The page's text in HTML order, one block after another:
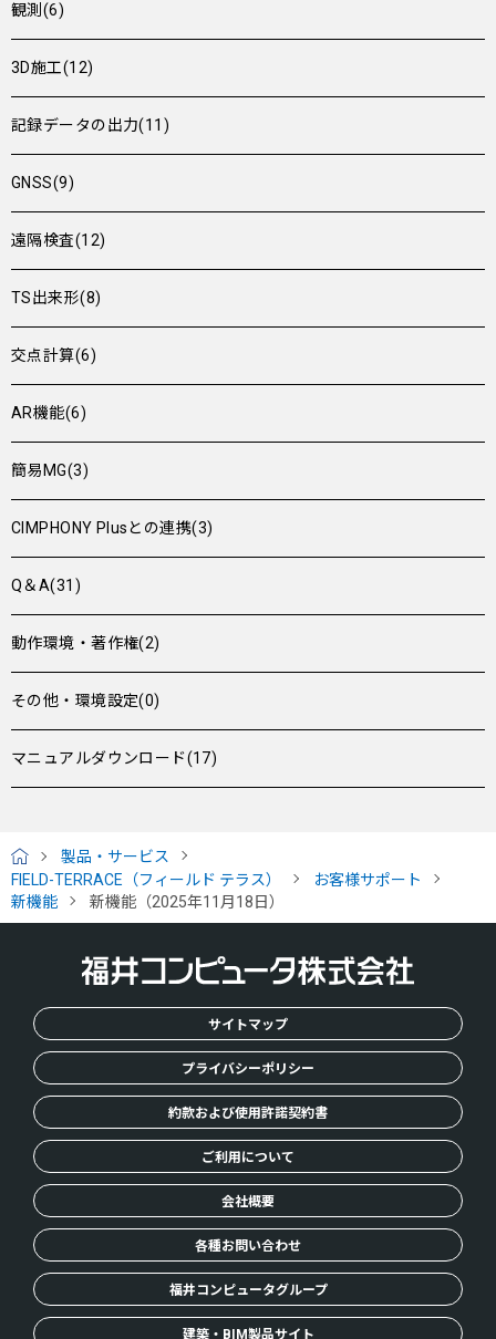
観測(6)
3D施工(12)
記録データの出力(11)
GNSS(9)
遠隔検査(12)
TS出来形(8)
交点計算(6)
AR機能(6)
簡易MG(3)
CIMPHONY Plusとの連携(3)
Q＆A(31)
動作環境・著作権(2)
その他・環境設定(0)
マニュアルダウンロード(17)
H
O
M
製品・サービス
FIELD-TERRACE（フィールド テラス）
お客様サポート
新機能
新機能（2025年11月18日）
サイトマップ
プライバシーポリシー
約款および使用許諾契約書
ご利用について
会社概要
各種お問い合わせ
福井コンピュータグループ
建築・BIM製品サイト